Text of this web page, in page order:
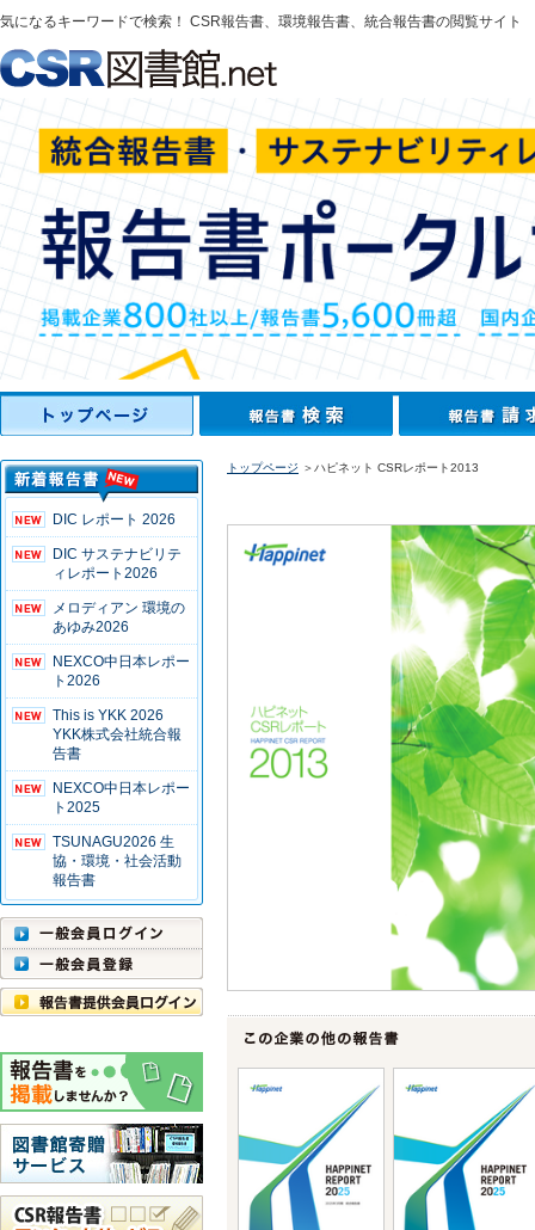
気になるキーワードで検索！ CSR報告書、環境報告書、統合報告書の閲覧サイト
DIC レポート 2026
DIC サステナビリテ
ィレポート2026
メロディアン 環境の
あゆみ2026
NEXCO中日本レポー
ト2026
This is YKK 2026
YKK株式会社統合報
告書
NEXCO中日本レポー
ト2025
TSUNAGU2026 生
協・環境・社会活動
報告書
トップページ ＞ハピネット CSRレポート2013